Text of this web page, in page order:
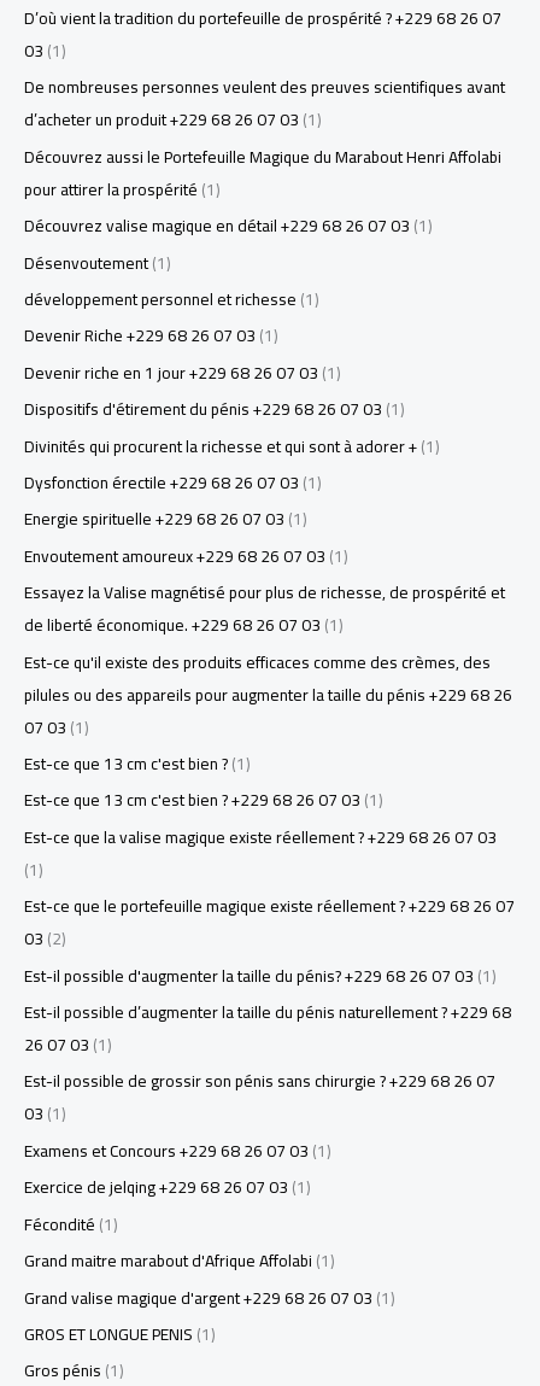
D’où vient la tradition du portefeuille de prospérité ? +229 68 26 07
03(1)
De nombreuses personnes veulent des preuves scientifiques avant
d’acheter un produit +229 68 26 07 03(1)
Découvrez aussi le Portefeuille Magique du Marabout Henri Affolabi
pour attirer la prospérité(1)
Découvrez valise magique en détail +229 68 26 07 03(1)
Désenvoutement(1)
développement personnel et richesse(1)
Devenir Riche +229 68 26 07 03(1)
Devenir riche en 1 jour +229 68 26 07 03(1)
Dispositifs d'étirement du pénis +229 68 26 07 03(1)
Divinités qui procurent la richesse et qui sont à adorer +(1)
Dysfonction érectile +229 68 26 07 03(1)
Energie spirituelle +229 68 26 07 03(1)
Envoutement amoureux +229 68 26 07 03(1)
Essayez la Valise magnétisé pour plus de richesse, de prospérité et
de liberté économique. +229 68 26 07 03(1)
Est-ce qu'il existe des produits efficaces comme des crèmes, des
pilules ou des appareils pour augmenter la taille du pénis +229 68 26
07 03(1)
Est-ce que 13 cm c'est bien ?(1)
Est-ce que 13 cm c'est bien ? +229 68 26 07 03(1)
Est-ce que la valise magique existe réellement ? +229 68 26 07 03
(1)
Est-ce que le portefeuille magique existe réellement ? +229 68 26 07
03(2)
Est-il possible d'augmenter la taille du pénis? +229 68 26 07 03(1)
Est-il possible d’augmenter la taille du pénis naturellement ? +229 68
26 07 03(1)
Est-il possible de grossir son pénis sans chirurgie ? +229 68 26 07
03(1)
Examens et Concours +229 68 26 07 03(1)
Exercice de jelqing +229 68 26 07 03(1)
Fécondité(1)
Grand maitre marabout d'Afrique Affolabi(1)
Grand valise magique d'argent +229 68 26 07 03(1)
GROS ET LONGUE PENIS(1)
Gros pénis(1)